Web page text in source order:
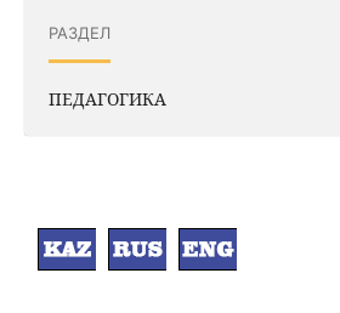
РАЗДЕЛ
ПЕДАГОГИКА